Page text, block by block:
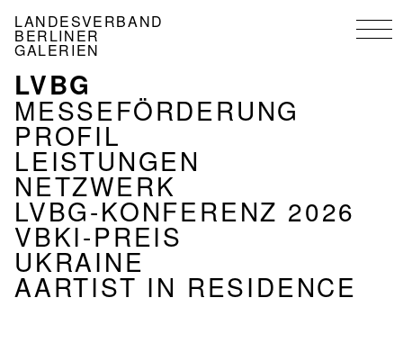
zum
Inhalt
LANDESVERBAND
BERLINER
GALERIEN
NAVIGATION
VERBAND
LVBG
MESSEFÖRDERUNG
PROFIL
LEISTUNGEN
NETZWERK
LVBG-KONFERENZ 2026
VBKI-PREIS
UKRAINE
AARTIST IN RESIDENCE